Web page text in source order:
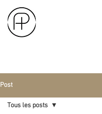
Post
Tous les posts